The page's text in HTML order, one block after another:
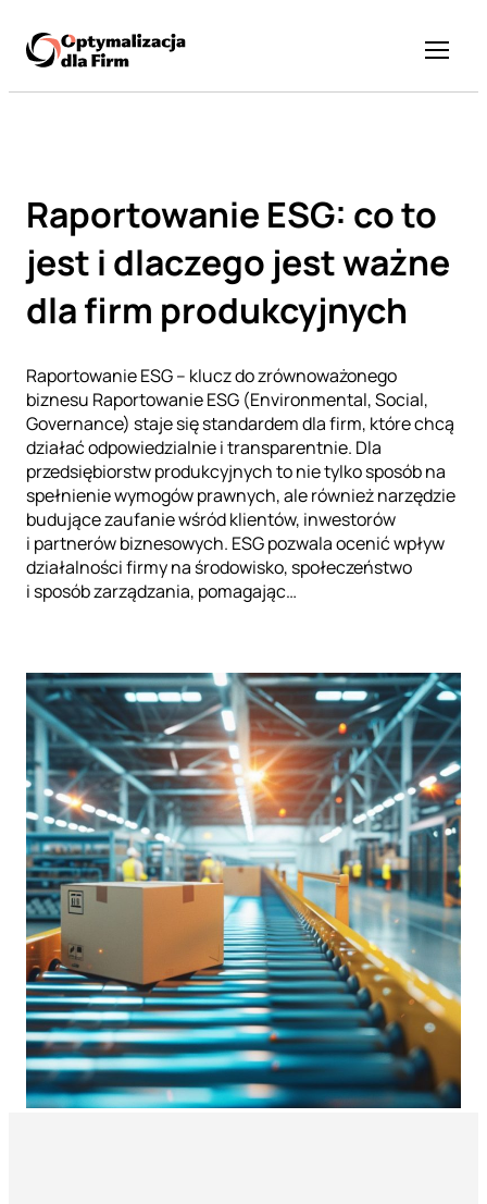
O nas
Wiedza
Case studies
Dofinansowanie
Kontakt
Raportowanie ESG: co to
jest i dlaczego jest ważne
dla firm produkcyjnych
Raportowanie ESG – klucz do zrównoważonego
biznesu Raportowanie ESG (Environmental, Social,
Governance) staje się standardem dla firm, które chcą
działać odpowiedzialnie i transparentnie. Dla
przedsiębiorstw produkcyjnych to nie tylko sposób na
spełnienie wymogów prawnych, ale również narzędzie
budujące zaufanie wśród klientów, inwestorów
i partnerów biznesowych. ESG pozwala ocenić wpływ
działalności firmy na środowisko, społeczeństwo
i sposób zarządzania, pomagając…